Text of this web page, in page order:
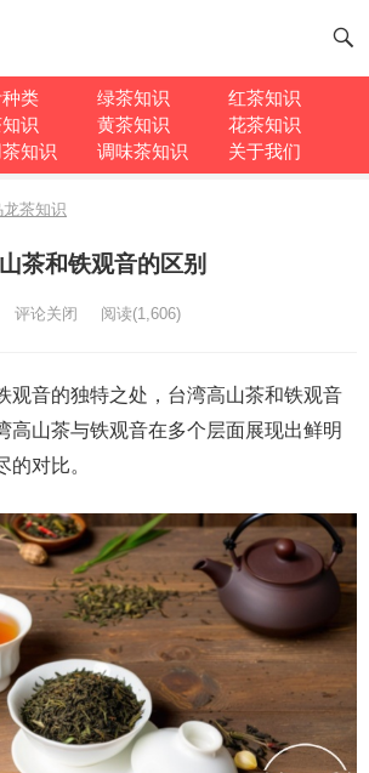
类 绿茶知识
红茶知识
识 黄茶知识
花茶知识
知识 调味茶知识 关于我们
龙茶知识
茶和铁观音的区别
评论关闭 阅读(1,606)
观音的独特之处，台湾高山茶和铁观音
高山茶与铁观音在多个层面展现出鲜明
的对比。